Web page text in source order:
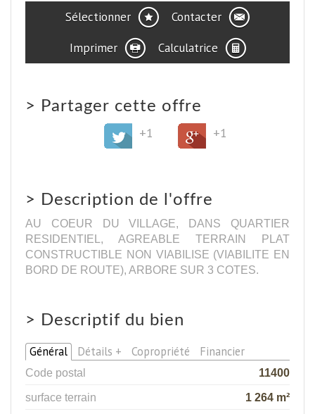
Sélectionner
Contacter
Imprimer
Calculatrice
> Partager cette offre
+1
+1
> Description de l'offre
AU COEUR DU VILLAGE, DANS QUARTIER
RESIDENTIEL, AGREABLE TERRAIN PLAT
CONSTRUCTIBLE NON VIABILISE (VIABILITE EN
BORD DE ROUTE), ARBORE SUR 3 COTES.
> Descriptif du bien
Général Détails + Copropriété Financier
Code postal
11400
surface terrain
1 264 m²